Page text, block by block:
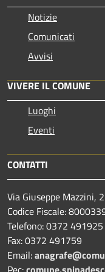
Notizie
Comunicati
Avvisi
VIVERE IL COMUNE
Luoghi
Eventi
CONTATTI
Via Giuseppe Mazzini, 2
Codice Fiscale:
Telefono:0372 491925
Fax:0372 491759
Email: